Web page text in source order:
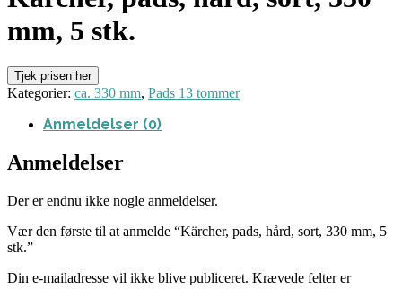
mm, 5 stk.
Tjek prisen her
Kategorier: ca. 330 mm, Pads 13 tommer
Anmeldelser (0)
Anmeldelser
Der er endnu ikke nogle anmeldelser.
Vær den første til at anmelde “Kärcher, pads, hård, sort, 330 mm, 5
stk.”
Din e-mailadresse vil ikke blive publiceret. Krævede felter er